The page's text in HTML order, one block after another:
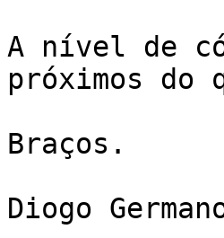
A nível de
próximos do
Braços.
Diogo